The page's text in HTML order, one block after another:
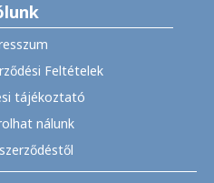
Feltételek
tájékoztató
nálunk